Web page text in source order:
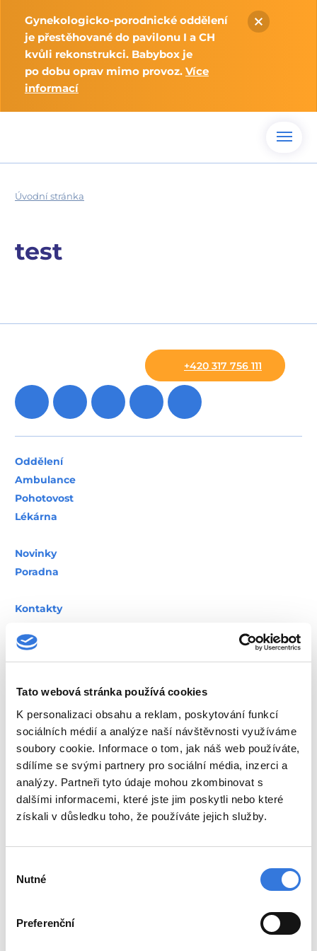
Tato webová stránka používá cookies
K personalizaci obsahu a reklam, poskytování funkcí
sociálních médií a analýze naší návštěvnosti využíváme
soubory cookie. Informace o tom, jak náš web používáte,
sdílíme se svými partnery pro sociální média, inzerci a
analýzy. Partneři tyto údaje mohou zkombinovat s
dalšími informacemi, které jste jim poskytli nebo které
získali v důsledku toho, že používáte jejich služby.
souhlasu
Nutné
Preferenční
Gynekologicko-porodnické oddělení
je přestěhované do pavilonu I a CH
kvůli rekonstrukci. Babybox je
po dobu oprav mimo provoz. Více
informací
Úvodní stránka
test
+420 317 756 111
Oddělení
Ambulance
Pohotovost
Lékárna
Novinky
Poradna
Kontakty
Parkování a doprava
Sídlo společnosti
Pacienti a návštěvy
Jdu na návštěvu
Kavárna
Pokladna
Ceníky
Objednací doby pacientů
Budu hospitalizován
Návštěvní hodiny
Ombudsman a agenda stížností